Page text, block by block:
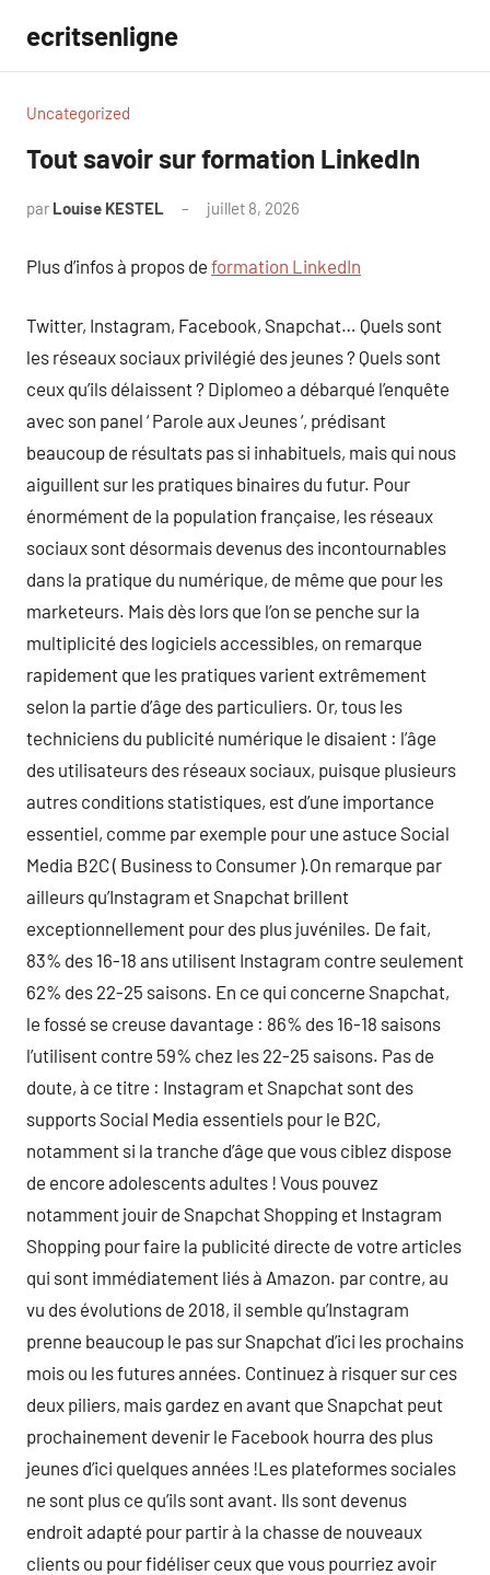
contenu
ecritsenligne
Uncategorized
Tout savoir sur formation LinkedIn
par Louise KESTEL juillet 8, 2026
Plus d’infos à propos de formation LinkedIn
Twitter, Instagram, Facebook, Snapchat… Quels sont
les réseaux sociaux privilégié des jeunes ? Quels sont
ceux qu’ils délaissent ? Diplomeo a débarqué l’enquête
avec son panel ‘ Parole aux Jeunes ‘, prédisant
beaucoup de résultats pas si inhabituels, mais qui nous
aiguillent sur les pratiques binaires du futur. Pour
énormément de la population française, les réseaux
sociaux sont désormais devenus des incontournables
dans la pratique du numérique, de même que pour les
marketeurs. Mais dès lors que l’on se penche sur la
multiplicité des logiciels accessibles, on remarque
rapidement que les pratiques varient extrêmement
selon la partie d’âge des particuliers. Or, tous les
techniciens du publicité numérique le disaient : l’âge
des utilisateurs des réseaux sociaux, puisque plusieurs
autres conditions statistiques, est d’une importance
essentiel, comme par exemple pour une astuce Social
Media B2C ( Business to Consumer ).On remarque par
ailleurs qu’Instagram et Snapchat brillent
exceptionnellement pour des plus juvéniles. De fait,
83% des 16-18 ans utilisent Instagram contre seulement
62% des 22-25 saisons. En ce qui concerne Snapchat,
le fossé se creuse davantage : 86% des 16-18 saisons
l’utilisent contre 59% chez les 22-25 saisons. Pas de
doute, à ce titre : Instagram et Snapchat sont des
supports Social Media essentiels pour le B2C,
notamment si la tranche d’âge que vous ciblez dispose
de encore adolescents adultes ! Vous pouvez
notamment jouir de Snapchat Shopping et Instagram
Shopping pour faire la publicité directe de votre articles
qui sont immédiatement liés à Amazon. par contre, au
vu des évolutions de 2018, il semble qu’Instagram
prenne beaucoup le pas sur Snapchat d’ici les prochains
mois ou les futures années. Continuez à risquer sur ces
deux piliers, mais gardez en avant que Snapchat peut
prochainement devenir le Facebook hourra des plus
jeunes d’ici quelques années !Les plateformes sociales
ne sont plus ce qu’ils sont avant. Ils sont devenus
endroit adapté pour partir à la chasse de nouveaux
clients ou pour fidéliser ceux que vous pourriez avoir